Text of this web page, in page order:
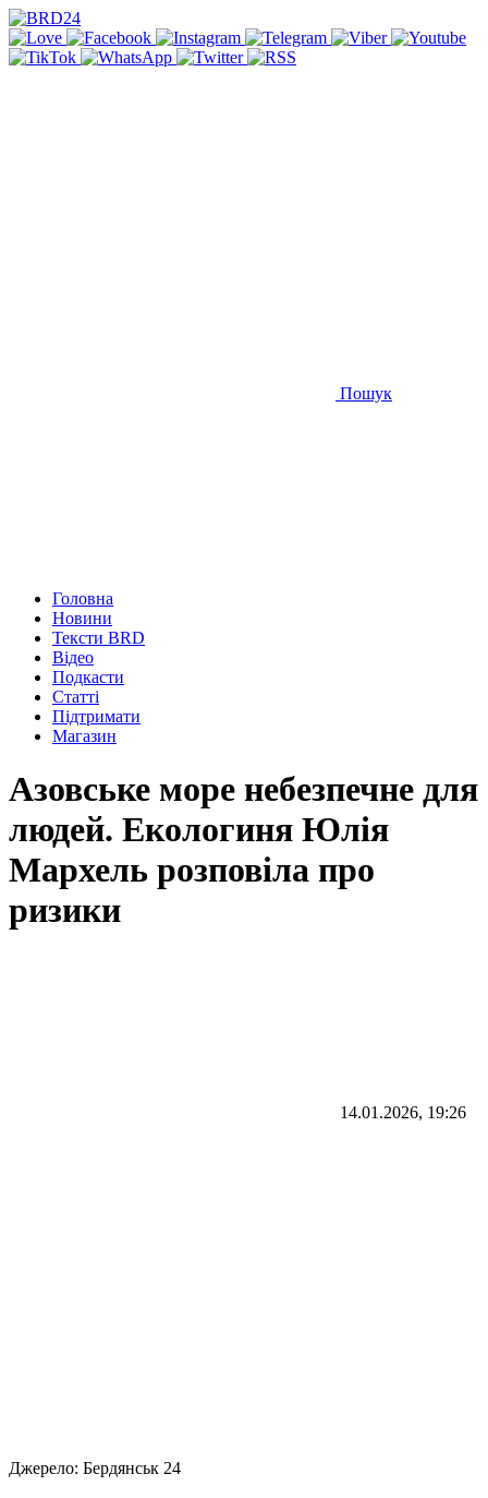
Пошук
Головна
Новини
Тексти BRD
Відео
Подкасти
Статті
Підтримати
Магазин
Азовське море небезпечне для
людей. Екологиня Юлія
Мархель розповіла про
ризики
14.01.2026, 19:26
Джерело: Бердянськ 24